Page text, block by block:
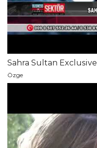
Sahra Sultan Exclusive
Özge